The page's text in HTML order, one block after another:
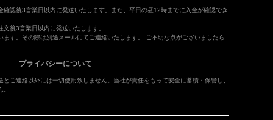
認後3営業日以内に発送いたします。また、平日の昼12時までに入金が確認でき
後3営業日以内に発送いたします。
ます。その際は別途メールにてご連絡いたします。 ご不明な点がございましたら
プライバシーについて
ご連絡以外には一切使用致しません。当社が責任をもって安全に蓄積・保管し、